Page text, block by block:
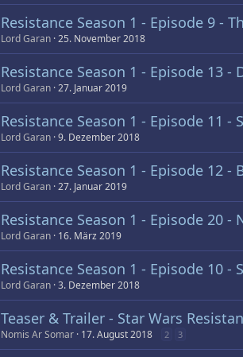
Resistance Season 1 - Episode 9 -
Lord Garan 25. November 2018
Resistance Season 1 - Episode 13 -
Lord Garan 27. Januar 2019
Resistance Season 1 - Episode 11 -
Lord Garan 9. Dezember 2018
Resistance Season 1 - Episode 12 -
Lord Garan 27. Januar 2019
Resistance Season 1 - Episode 20 -
Lord Garan 16. März 2019
Resistance Season 1 - Episode 10 -
Lord Garan 3. Dezember 2018
Teaser & Trailer - Star Wars
Nomis Ar Somar 17. August 2018 2 3